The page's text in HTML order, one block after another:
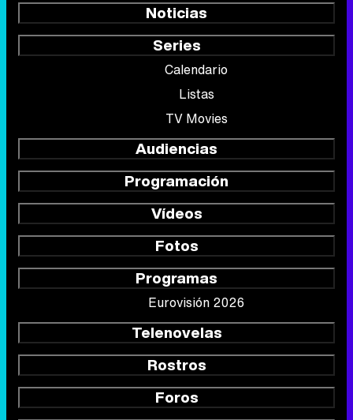
Noticias
Series
Calendario
Listas
TV Movies
Audiencias
Programación
Vídeos
Fotos
Programas
Eurovisión 2026
Telenovelas
Rostros
Foros